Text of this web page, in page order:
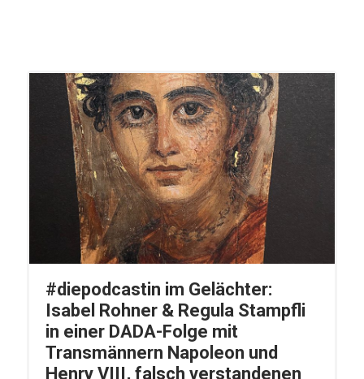
#diepodcastin im Gelächter:
Isabel Rohner & Regula Stampfli
in einer DADA-Folge mit
Transmännern Napoleon und
Henry VIII, falsch verstandenen